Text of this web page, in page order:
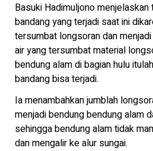
Basuki Hadimuljono menjelaskan
bandang yang terjadi saat ini
tersumbat longsoran dan
air yang tersumbat material
bendung alam di bagian hulu
bandang bisa terjadi.
Ia menambahkan jumblah
menjadi bendung bendung alam
sehingga bendung alam tidak
dan mengalir ke alur sungai.